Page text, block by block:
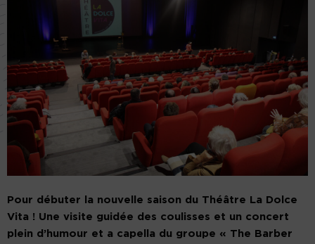
Pour débuter la nouvelle saison du Théâtre La Dolce
Vita ! Une visite guidée des coulisses et un concert
plein d’humour et a capella du groupe « The Barber